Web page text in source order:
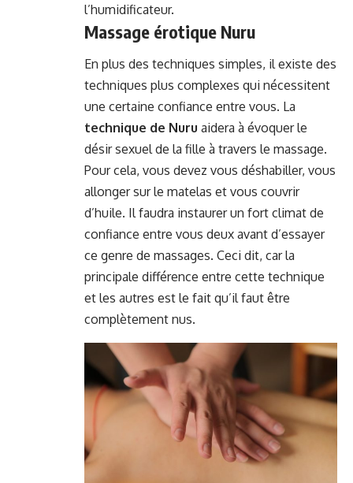
l’humidificateur.
Massage érotique Nuru
En plus des techniques simples, il existe des
techniques plus complexes qui nécessitent
une certaine confiance entre vous. La
technique de Nuru aidera à évoquer le
désir sexuel de la fille à travers le massage.
Pour cela, vous devez vous déshabiller, vous
allonger sur le matelas et vous couvrir
d’huile. Il faudra instaurer un fort climat de
confiance entre vous deux avant d’essayer
ce genre de massages. Ceci dit, car la
principale différence entre cette technique
et les autres est le fait qu’il faut être
complètement nus.